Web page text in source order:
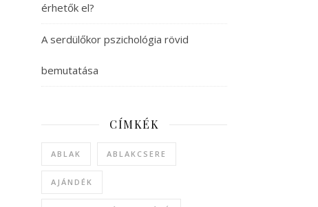
érhetők el?
A serdülőkor pszichológia rövid
bemutatása
CÍMKÉK
ABLAK ABLAKCSERE
AJÁNDÉK